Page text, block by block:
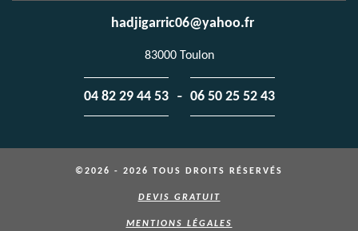
hadjigarric06@yahoo.fr
83000 Toulon
04 82 29 44 53 - 06 50 25 52 43
©2026 - 2026 TOUS DROITS RÉSERVÉS
DEVIS GRATUIT
MENTIONS LÉGALES